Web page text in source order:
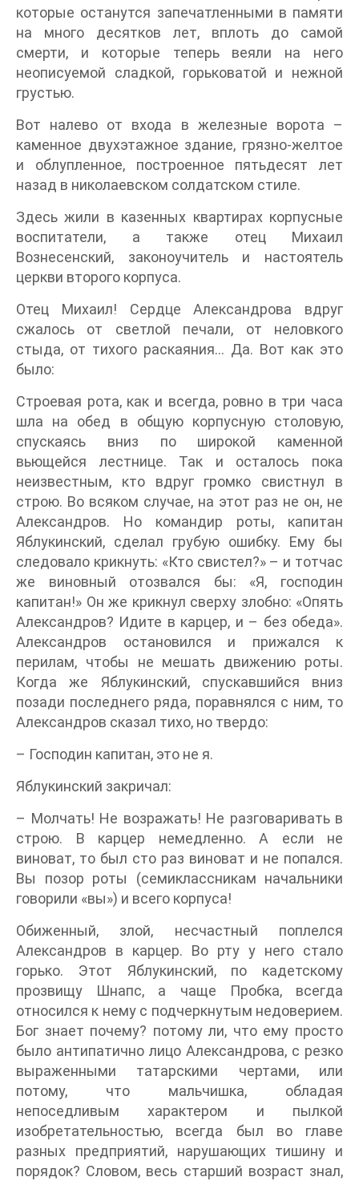
которые останутся запечатленными в памяти
на много десятков лет, вплоть до самой
смерти, и которые теперь веяли на него
неописуемой сладкой, горьковатой и нежной
грустью.
Вот налево от входа в железные ворота –
каменное двухэтажное здание, грязно-желтое
и облупленное, построенное пятьдесят лет
назад в николаевском солдатском стиле.
Здесь жили в казенных квартирах корпусные
воспитатели, а также отец Михаил
Вознесенский, законоучитель и настоятель
церкви второго корпуса.
Отец Михаил! Сердце Александрова вдруг
сжалось от светлой печали, от неловкого
стыда, от тихого раскаяния… Да. Вот как это
было:
Строевая рота, как и всегда, ровно в три часа
шла на обед в общую корпусную столовую,
спускаясь вниз по широкой каменной
вьющейся лестнице. Так и осталось пока
неизвестным, кто вдруг громко свистнул в
строю. Во всяком случае, на этот раз не он, не
Александров. Но командир роты, капитан
Яблукинский, сделал грубую ошибку. Ему бы
следовало крикнуть: «Кто свистел?» – и тотчас
же виновный отозвался бы: «Я, господин
капитан!» Он же крикнул сверху злобно: «Опять
Александров? Идите в карцер, и – без обеда».
Александров остановился и прижался к
перилам, чтобы не мешать движению роты.
Когда же Яблукинский, спускавшийся вниз
позади последнего ряда, поравнялся с ним, то
Александров сказал тихо, но твердо:
– Господин капитан, это не я.
Яблукинский закричал:
– Молчать! Не возражать! Не разговаривать в
строю. В карцер немедленно. А если не
виноват, то был сто раз виноват и не попался.
Вы позор роты (семиклассникам начальники
говорили «вы») и всего корпуса!
Обиженный, злой, несчастный поплелся
Александров в карцер. Во рту у него стало
горько. Этот Яблукинский, по кадетскому
прозвищу Шнапс, а чаще Пробка, всегда
относился к нему с подчеркнутым недоверием.
Бог знает почему? потому ли, что ему просто
было антипатично лицо Александрова, с резко
выраженными татарскими чертами, или
потому, что мальчишка, обладая
непоседливым характером и пылкой
изобретательностью, всегда был во главе
разных предприятий, нарушающих тишину и
порядок? Словом, весь старший возраст знал,